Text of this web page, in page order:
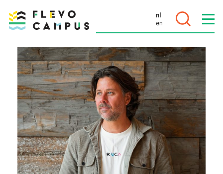
DOELEN
PROGRAMMA’S
nl
en